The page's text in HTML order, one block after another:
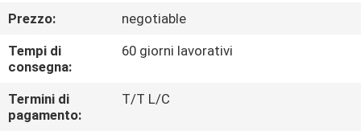
CONTROLLO
DELLA
QUALITÀ
CONTATTACI
Prezzo:
negotiable
Tempi di
consegna:
60 giorni lavorativi
Termini di
pagamento:
T/T L/C